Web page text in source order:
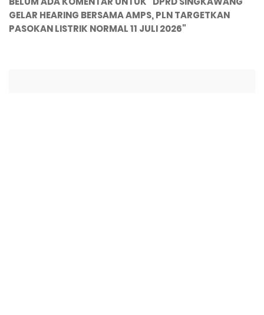
GELAR HEARING BERSAMA AMPS, PLN TARGETKAN
PASOKAN LISTRIK NORMAL 11 JULI 2026"